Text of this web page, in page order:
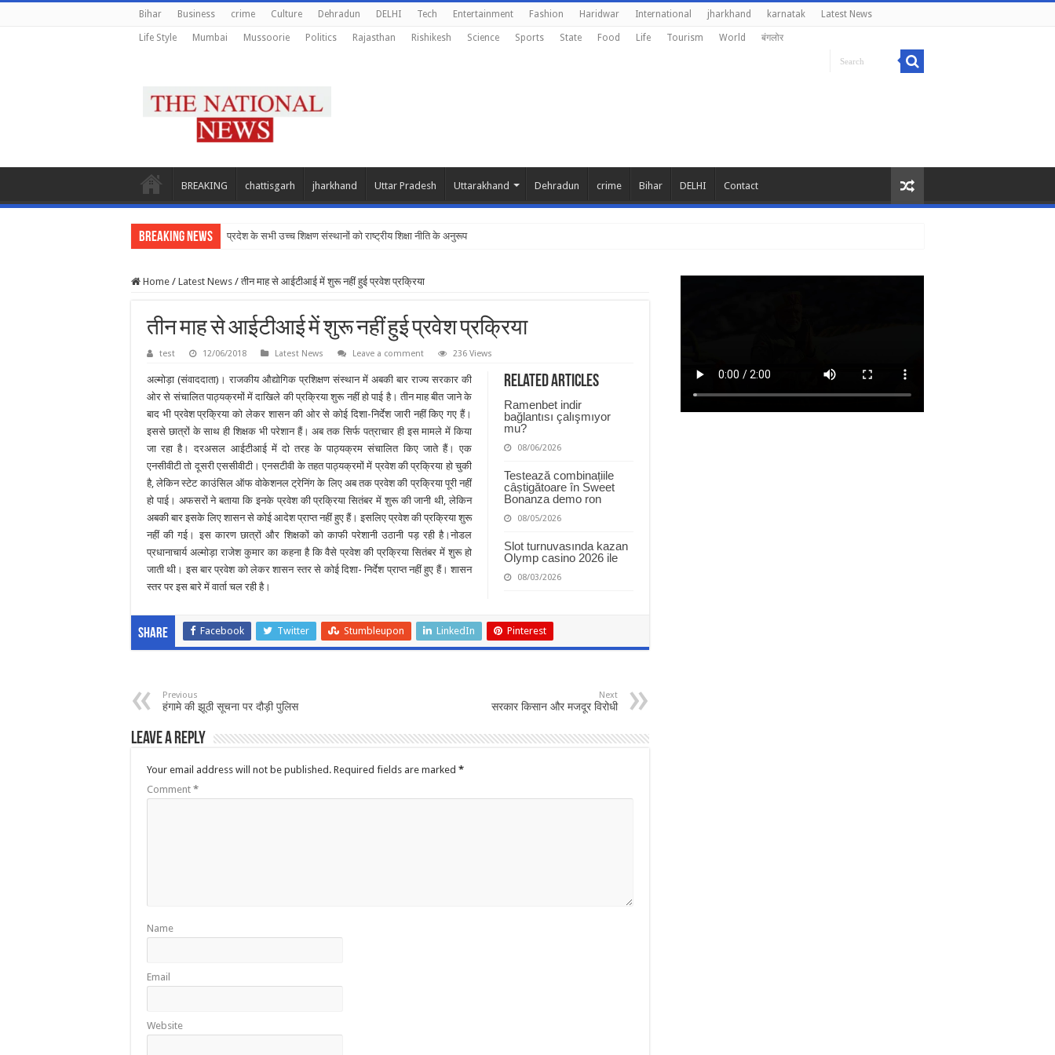
Bihar Business crime Culture Dehradun DELHI Tech Entertainment Fashion Haridwar International jharkhand karnatak Latest News
Life Style Mumbai Mussoorie Politics Rajasthan Rishikesh Science Sports State Food Life Tourism World बंगलोर
BREAKING chattisgarh jharkhand Uttar Pradesh Uttarakhand Dehradun crime Bihar DELHI Contact
Breaking News प्रदेश के सभी उच्च शिक्षण संस्थानों को राष्ट्रीय शिक्षा नीति के अनुरूप मॉडिफाई क
Home / Latest News / तीन माह से आईटीआई में शुरू नहीं हुई प्रवेश प्रक्रिया
तीन माह से आईटीआई में शुरू नहीं हुई प्रवेश प्रक्रिया
test 12/06/2018 Latest News Leave a comment 236 Views
Related Articles
Ramenbet indir
bağlantısı çalışmıyor
mu?
08/06/2026
Testează combinațiile
câștigătoare în Sweet
Bonanza demo ron
08/05/2026
Slot turnuvasında kazan
Olymp casino 2026 ile
08/03/2026
अल्मोड़ा (संवाददाता)। राजकीय औद्योगिक प्रशिक्षण संस्थान में अबकी बार राज्य सरकार की
ओर से संचालित पाठ्यक्रमों में दाखिले की प्रक्रिया शुरू नहीं हो पाई है। तीन माह बीत जाने के
बाद भी प्रवेश प्रक्रिया को लेकर शासन की ओर से कोई दिशा-निर्देश जारी नहीं किए गए हैं।
इससे छात्रों के साथ ही शिक्षक भी परेशान हैं। अब तक सिर्फ पत्राचार ही इस मामले में किया
जा रहा है। दरअसल आईटीआई में दो तरह के पाठ्यक्रम संचालित किए जाते हैं। एक
एनसीवीटी तो दूसरी एससीवीटी। एनसटीवी के तहत पाठ्यक्रमों में प्रवेश की प्रक्रिया हो चुकी
है, लेकिन स्टेट काउंसिल ऑफ वोकेशनल ट्रेनिंग के लिए अब तक प्रवेश की प्रक्रिया पूरी नहीं
हो पाई। अफसरों ने बताया कि इनके प्रवेश की प्रक्रिया सितंबर में शुरू की जानी थी, लेकिन
अबकी बार इसके लिए शासन से कोई आदेश प्राप्त नहीं हुए हैं। इसलिए प्रवेश की प्रक्रिया शुरू
नहीं की गई। इस कारण छात्रों और शिक्षकों को काफी परेशानी उठानी पड़ रही है।नोडल
प्रधानाचार्य अल्मोड़ा राजेश कुमार का कहना है कि वैसे प्रवेश की प्रक्रिया सितंबर में शुरू हो
जाती थी। इस बार प्रवेश को लेकर शासन स्तर से कोई दिशा- निर्देश प्राप्त नहीं हुए हैं। शासन
स्तर पर इस बारे में वार्ता चल रही है।
Share Facebook Twitter Stumbleupon LinkedIn Pinterest
Previous
हंगामे की झूठी सूचना पर दौड़ी पुलिस
Next
सरकार किसान और मजदूर विरोधी
Leave a Reply
Your email address will not be published. Required fields are marked *
Comment *
Name
Email
Website